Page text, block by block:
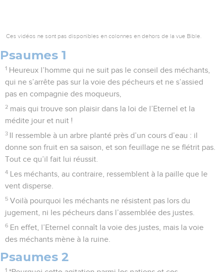
Ces vidéos ne sont pas disponibles en colonnes en dehors de la vue Bible.
Psaumes 1
1 Heureux l’homme qui ne suit pas le conseil des méchants,
qui ne s’arrête pas sur la voie des pécheurs et ne s’assied
pas en compagnie des moqueurs,
2 mais qui trouve son plaisir dans la loi de l’Eternel et la
médite jour et nuit !
3 Il ressemble à un arbre planté près d’un cours d’eau : il
donne son fruit en sa saison, et son feuillage ne se flétrit pas.
Tout ce qu’il fait lui réussit.
4 Les méchants, au contraire, ressemblent à la paille que le
vent disperse.
5 Voilà pourquoi les méchants ne résistent pas lors du
jugement, ni les pécheurs dans l’assemblée des justes.
6 En effet, l’Eternel connaît la voie des justes, mais la voie
des méchants mène à la ruine.
Psaumes 2
1